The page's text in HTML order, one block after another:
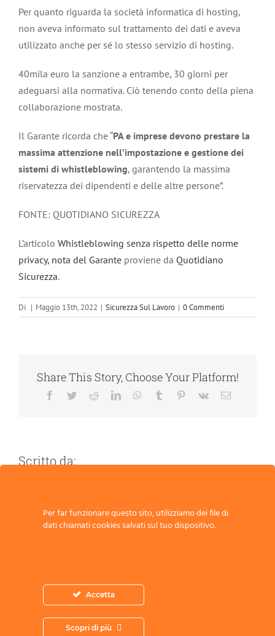
Per quanto riguarda la società informatica di hosting,
non aveva informato sul trattamento dei dati e aveva
utilizzato anche per sé lo stesso servizio di hosting.
40mila euro la sanzione a entrambe, 30 giorni per
adeguarsi alla normativa. Ciò tenendo conto della piena
collaborazione mostrata.
Il Garante ricorda che “PA e imprese devono prestare la
massima attenzione nell’impostazione e gestione dei
sistemi di whistleblowing, garantendo la massima
riservatezza dei dipendenti e delle altre persone”.
FONTE: QUOTIDIANO SICUREZZA
L’articolo Whistleblowing senza rispetto delle norme
privacy, nota del Garante proviene da Quotidiano
Sicurezza.
Di | Maggio 13th, 2022 | Sicurezza Sul Lavoro | 0 Commenti
Share This Story, Choose Your Platform!
Facebook
TwitterRedditLinkedInWhatsApp
Tumblr Pinterest
Vk Email
Scritto da:
Per far funzionare questo sito, utilizziamo dei file di
dati chiamati cookies salvati sul tuo dispositivo.
Accetta
Scopri di più